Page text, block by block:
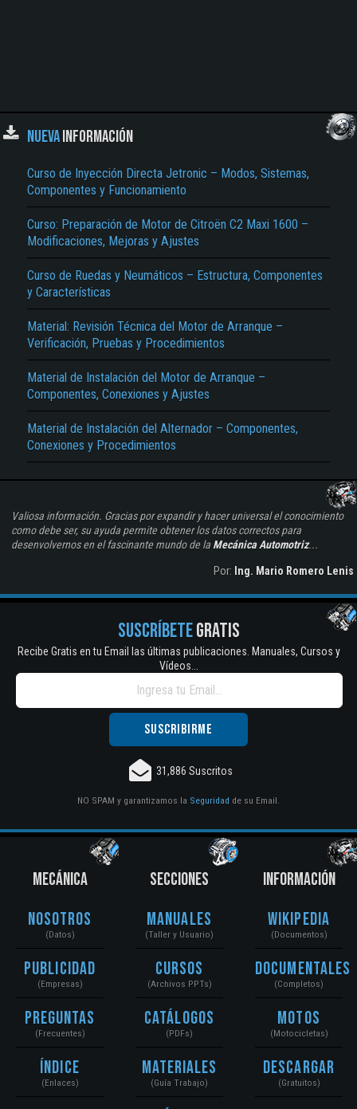
NUEVAINFORMACIÓN
Curso de Inyección Directa Jetronic – Modos, Sistemas,
Componentes y Funcionamiento
Curso: Preparación de Motor de Citroën C2 Maxi 1600 –
Modificaciones, Mejoras y Ajustes
Curso de Ruedas y Neumáticos – Estructura, Componentes
y Características
Material: Revisión Técnica del Motor de Arranque –
Verificación, Pruebas y Procedimientos
Material de Instalación del Motor de Arranque –
Componentes, Conexiones y Ajustes
Material de Instalación del Alternador – Componentes,
Conexiones y Procedimientos
Valiosa información. Gracias por expandir y hacer universal el conocimiento
como debe ser, su ayuda permite obtener los datos correctos para
desenvolvernos en el fascinante mundo de la Mecánica Automotriz...
Por: Ing. Mario Romero Lenis
SUSCRÍBETEGRATIS
Recibe Gratis en tu Email las últimas publicaciones. Manuales, Cursos y
Vídeos...
31,886 Suscritos
NO SPAM y garantizamos la Seguridad de su Email.
MECÁNICA
Nosotros
(Datos)
Publicidad
(Empresas)
Preguntas
(Frecuentes)
Índice
(Enlaces)
SECCIONES
Manuales
(Taller y Usuario)
Cursos
(Archivos PPTs)
Catálogos
(PDFs)
Materiales
(Guía Trabajo)
INFORMACIÓN
Wikipedia
(Documentos)
Documentales
(Completos)
Motos
(Motocicletas)
Descargar
(Gratuitos)